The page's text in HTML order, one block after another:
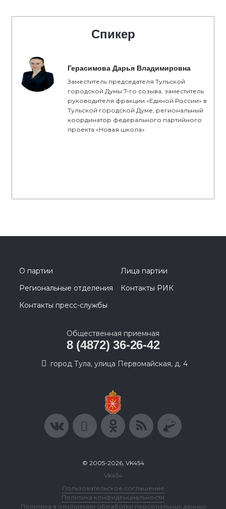
Спикер
Герасимова Дарья Владимировна
Заместитель председателя Тульской
городской Думы 7-го созыва, заместитель
руководителя фракции «Единой России» в
Тульской городской Думе, региональный
координатор федерального партийного
проекта «Новая школа»
О партии
Лица партии
Региональные отделения
Контакты РИК
Контакты пресс-службы
Общественная приемная
8 (4872) 36-26-42
город Тула, улица Первомайская, д. 4
© 2005-2026, VK454
VK454
Пользовательское соглашение
Политика конфиденциальности
Политика в отношении обработки персональных данных